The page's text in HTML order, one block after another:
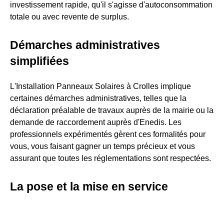
investissement rapide, qu'il s'agisse d'autoconsommation
totale ou avec revente de surplus.
Démarches administratives
simplifiées
L'Installation Panneaux Solaires à Crolles implique
certaines démarches administratives, telles que la
déclaration préalable de travaux auprès de la mairie ou la
demande de raccordement auprès d'Enedis. Les
professionnels expérimentés gèrent ces formalités pour
vous, vous faisant gagner un temps précieux et vous
assurant que toutes les réglementations sont respectées.
La pose et la mise en service